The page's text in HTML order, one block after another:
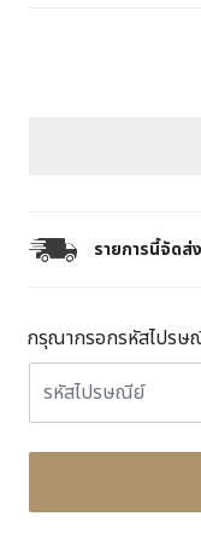
รายการนี้จัดส่
กรุณากรอกรหัสไปรษ